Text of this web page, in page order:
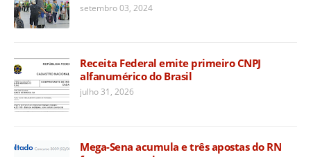
setembro 03, 2024
Receita Federal emite primeiro CNPJ
alfanumérico do Brasil
julho 31, 2026
Mega-Sena acumula e três apostas do RN